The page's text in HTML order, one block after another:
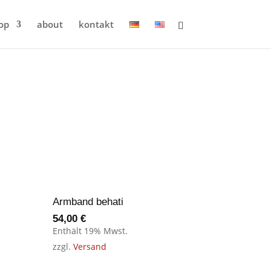
about kontakt
Armband behati
54,00 €
Enthält 19% Mwst.
zzgl. Versand